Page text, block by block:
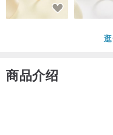
商品介绍